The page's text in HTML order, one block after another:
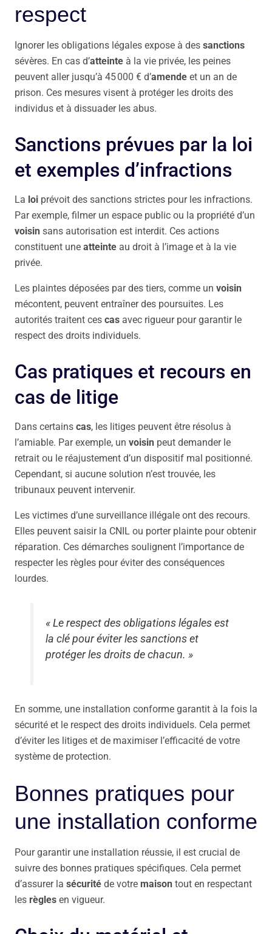
respect
Ignorer les obligations légales expose à des sanctions
sévères. En cas d’atteinte à la vie privée, les peines
peuvent aller jusqu’à 45 000 € d’amende et un an de
prison. Ces mesures visent à protéger les droits des
individus et à dissuader les abus.
Sanctions prévues par la loi
et exemples d’infractions
La loi prévoit des sanctions strictes pour les infractions.
Par exemple, filmer un espace public ou la propriété d’un
voisin sans autorisation est interdit. Ces actions
constituent une atteinte au droit à l’image et à la vie
privée.
Les plaintes déposées par des tiers, comme un voisin
mécontent, peuvent entraîner des poursuites. Les
autorités traitent ces cas avec rigueur pour garantir le
respect des droits individuels.
Cas pratiques et recours en
cas de litige
Dans certains cas, les litiges peuvent être résolus à
l’amiable. Par exemple, un voisin peut demander le
retrait ou le réajustement d’un dispositif mal positionné.
Cependant, si aucune solution n’est trouvée, les
tribunaux peuvent intervenir.
Les victimes d’une surveillance illégale ont des recours.
Elles peuvent saisir la CNIL ou porter plainte pour obtenir
réparation. Ces démarches soulignent l’importance de
respecter les règles pour éviter des conséquences
lourdes.
« Le respect des obligations légales est
la clé pour éviter les sanctions et
protéger les droits de chacun. »
En somme, une installation conforme garantit à la fois la
sécurité et le respect des droits individuels. Cela permet
d’éviter les litiges et de maximiser l’efficacité de votre
système de protection.
Bonnes pratiques pour
une installation conforme
Pour garantir une installation réussie, il est crucial de
suivre des bonnes pratiques spécifiques. Cela permet
d’assurer la sécurité de votre maison tout en respectant
les règles en vigueur.